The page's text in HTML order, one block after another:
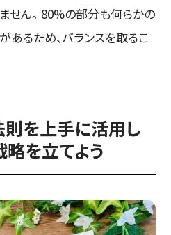
せん。80%の部分も何らかの
あるため、バランスを取るこ
則を上手に活用し
を立てよう